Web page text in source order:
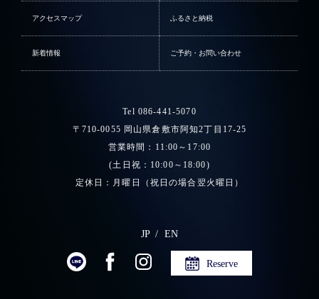
アクセスマップ ふるさと納税
新着情報 ご予約・お問い合わせ
Tel 086-441-5070
〒710-0055 岡山県倉敷市阿知2丁目17-25
営業時間：11:00～17:00
(土日祝：10:00～18:00)
定休日：月曜日（祝日の場合翌火曜日）
JP EN
Reserve